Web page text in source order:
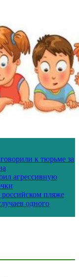
к тюрьме за
агрессивную
пляже
одного